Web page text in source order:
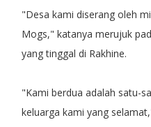
"Desa kami diserang oleh
Mogs," katanya merujuk
yang tinggal di Rakhine.
"Kami berdua adalah satu-
keluarga kami yang